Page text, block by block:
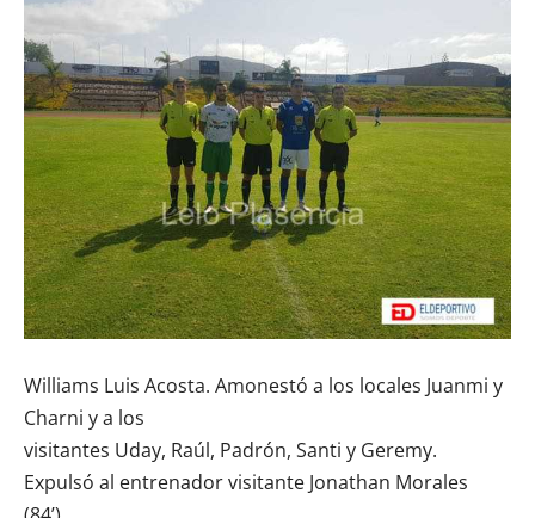
Williams Luis Acosta. Amonestó a los locales Juanmi y
Charni y a los
visitantes Uday, Raúl, Padrón, Santi y Geremy.
Expulsó al entrenador visitante Jonathan Morales